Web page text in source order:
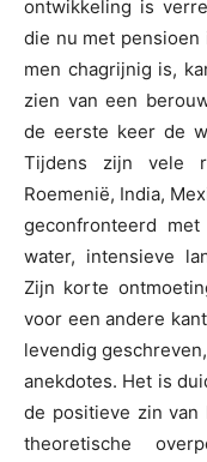
ontwikkeling is
die nu met pensioen
men chagrijnig is,
zien van een
de eerste keer de
Tijdens zijn vele
Roemenië, India,
geconfronteerd
water, intensieve
Zijn korte
voor een andere
levendig
anekdotes. Het is
de positieve zin
theoretische